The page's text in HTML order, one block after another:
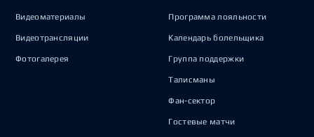
Видеоматериалы
Видеотрансляции
Фотогалерея
Программа лояльности
Календарь болельщика
Группа поддержки
Талисманы
Фан-сектор
Гостевые матчи